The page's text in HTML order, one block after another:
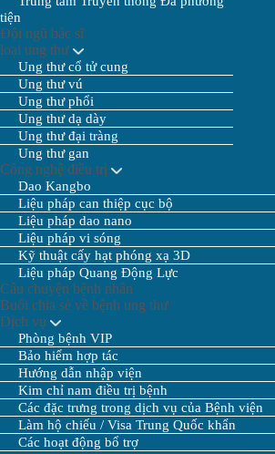
tiện
Đội ngũ bác sĩ
loại ung thư
Ung thư cổ tử cung
Ung thư vú
Ung thư phổi
Ung thư dạ dày
Ung thư đại tràng
Ung thư gan
Công nghệ điều trị
Dao Kangbo
Liệu pháp can thiệp cục bộ
Liệu pháp dao nano
Liệu pháp vi sóng
Kỹ thuật cấy hạt phóng xạ 3D
Liệu pháp Quang Động Lực
Câu chuyện bệnh nhân
Buổi chia sẻ về bệnh ung thư
Dịch vụ
Phòng bệnh VIP
Bảo hiểm hợp tác
Hướng dẫn nhập viện
Kim chỉ nam điều trị bệnh
Các đặc trưng trong dịch vụ của Bệnh viện
Làm hộ chiếu / Visa Trung Quốc khẩn
Các hoạt động bổ trợ